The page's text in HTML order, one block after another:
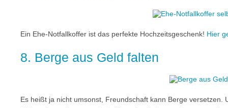
Ein Ehe-Notfallkoffer ist das perfekte Hochzeitsgeschenk! Hier
8. Berge aus Geld falten
Es heißt ja nicht umsonst, Freundschaft kann Berge versetzen.